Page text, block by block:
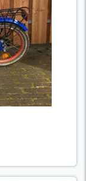
€ 9,50 per dag